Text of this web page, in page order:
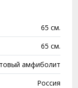
65 см.
65 см.
амфиболит
Россия